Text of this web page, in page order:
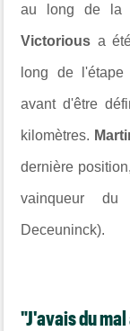
au long de la
Victorious a
long de
avant d'être
kilomètres.
dernière
vainqueur
Deceuninck).
"J'avais du